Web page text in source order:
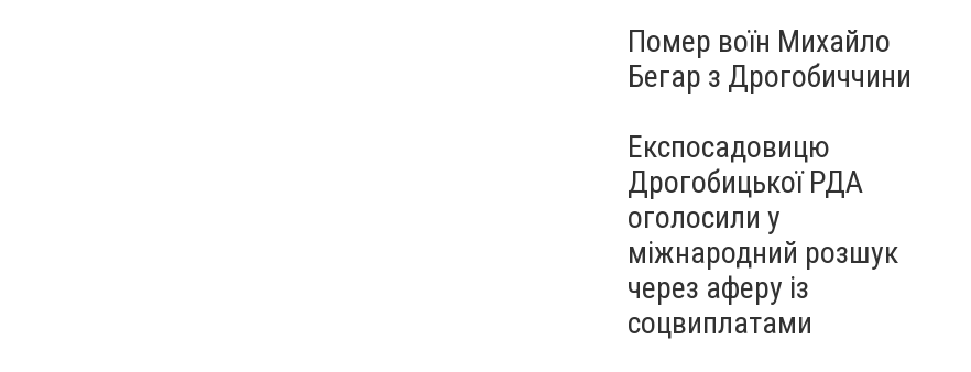
Помер воїн Михайло
Бегар з Дрогобиччини
Експосадовицю
Дрогобицької РДА
оголосили у
міжнародний розшук
через аферу із
соцвиплатами